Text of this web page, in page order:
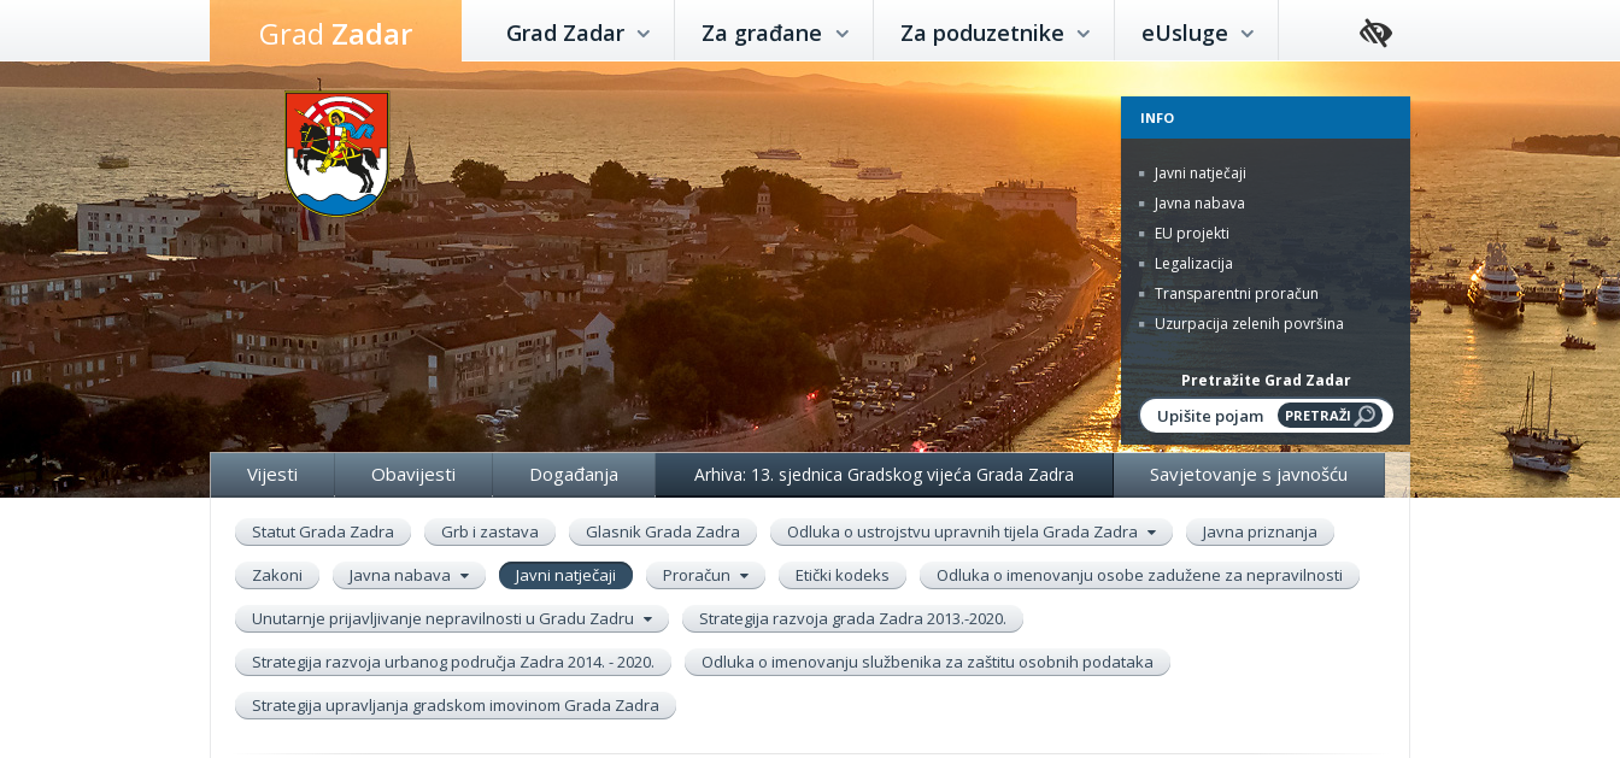
Preskoči
sadržaj
Grad Zadar Grad Zadar Za građane Za poduzetnike eUsluge
INFO
Javni natječaji
Javna nabava
EU projekti
Legalizacija
Transparentni proračun
Uzurpacija zelenih površina
Pretražite Grad Zadar
Vijesti Obavijesti Događanja Arhiva: 13. sjednica Gradskog vijeća Grada Zadra Savjetovanje s javnošću
Statut Grada Zadra Grb i zastava Glasnik Grada Zadra Odluka o ustrojstvu upravnih tijela Grada Zadra
Javna priznanja
Zakoni
Javna nabava Javni natječaji Proračun Etički kodeks
Odluka o imenovanju osobe zadužene za nepravilnosti
Unutarnje prijavljivanje nepravilnosti u Gradu Zadru
Strategija razvoja grada Zadra 2013.-2020.
Strategija razvoja urbanog područja Zadra 2014. - 2020.
Odluka o imenovanju službenika za zaštitu osobnih podataka
Strategija upravljanja gradskom imovinom Grada Zadra